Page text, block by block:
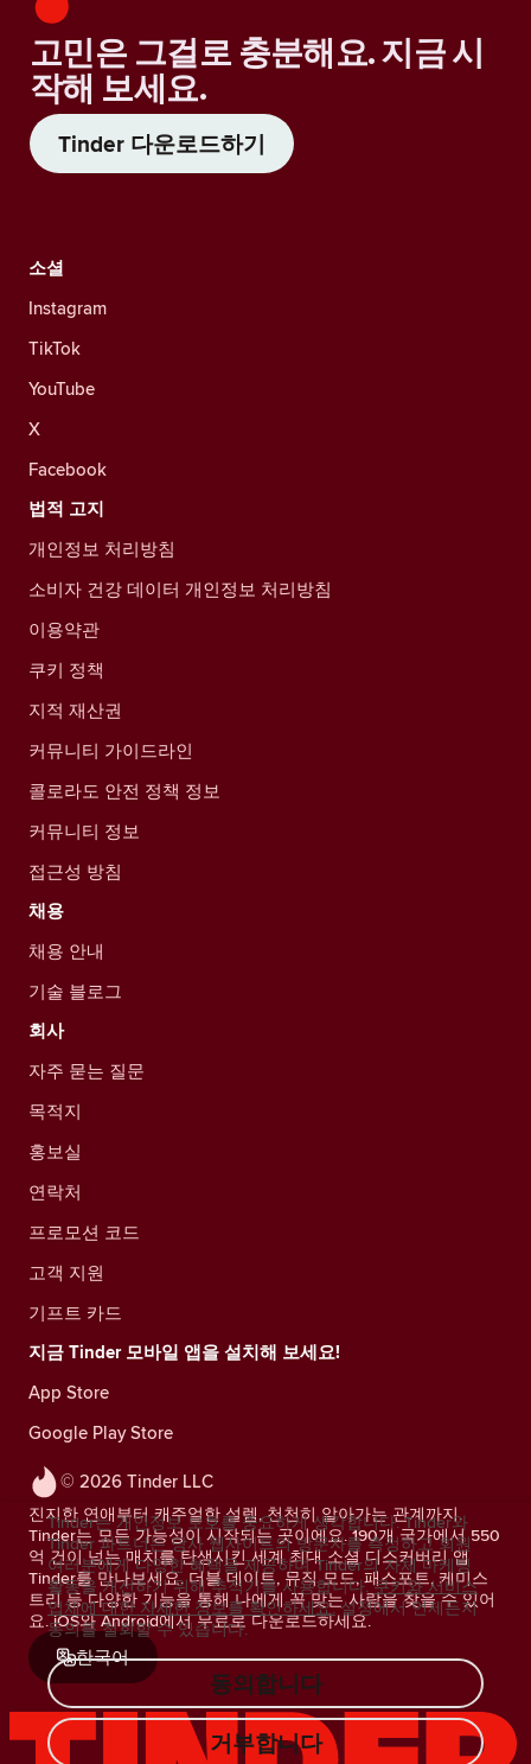
고민은 그걸로 충분해요. 지금 시
작해 보세요.
Tinder 다운로드하기
© 2026 Tinder LLC
진지한 연애부터 캐주얼한 설렘, 천천히 알아가는 관계까지.
Tinder는 모든 가능성이 시작되는 곳이에요. 190개 국가에서 550
억 건이 넘는 매치를 탄생시킨 세계 최대 소셜 디스커버리 앱
Tinder를 만나보세요. 더블 데이트, 뮤직 모드, 패스포트, 케미스
트리 등 다양한 기능을 통해 나에게 꼭 맞는 사람을 찾을 수 있어
요. iOS와 Android에서 무료로 다운로드하세요.
한국어
소셜
Instagram
TikTok
YouTube
X
Facebook
법적 고지
개인정보 처리방침
소비자 건강 데이터 개인정보 처리방침
이용약관
쿠키 정책
지적 재산권
커뮤니티 가이드라인
콜로라도 안전 정책 정보
커뮤니티 정보
접근성 방침
채용
채용 안내
기술 블로그
회사
자주 묻는 질문
목적지
홍보실
연락처
프로모션 코드
고객 지원
기프트 카드
지금 Tinder 모바일 앱을 설치해 보세요!
App Store
Google Play Store
Tinder는 개인정보 보호를 중요하게 생각합니다. Tinder와
Tinder 파트너는 당사 웹사이트의 방문자를 측정하고 회원
여러분에게 다양한 혜택을 제공하며 Tinder의 자체 마케팅
활동을 개선하기 위해 추적기를 사용합니다. 쿠키와 서비스
업체에 대한 자세한 정보를 확인하세요. 설정에서 언제든지
동의를 철회할 수 있습니다.
동의합니다
거부합니다